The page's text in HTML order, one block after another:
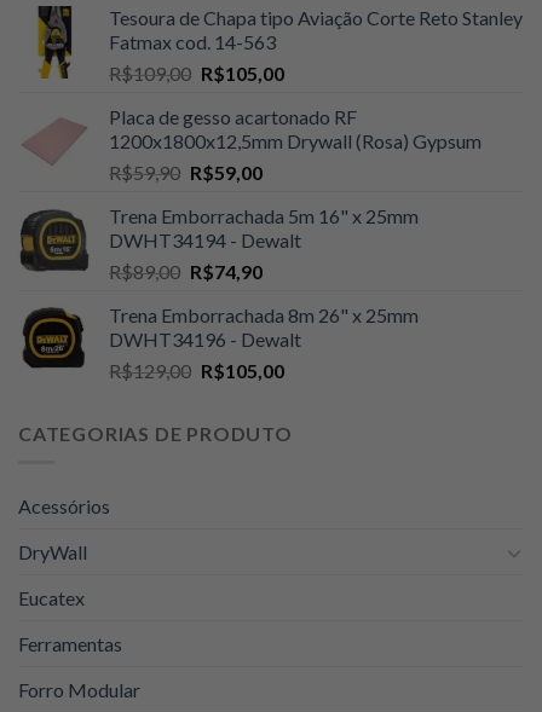
original
era:
R$8,90.
atual
é:
R$5,90.
Tesoura de Chapa tipo Aviação Corte Reto Stanley
Fatmax cod. 14-563
R$109,00 O
original
era:
R$109,00.
R$105,00O
atual
é:
Placa de gesso acartonado RF
1200x1800x12,5mm Drywall (Rosa) Gypsum
R$59,90 O
original
era:
R$59,90.
R$59,00O
atual
é:
R$59,00.
Trena Emborrachada 5m 16" x 25mm
DWHT34194 - Dewalt
R$89,00 O
original
era:
R$89,00.
R$74,90O
atual
é:
R$74,90.
Trena Emborrachada 8m 26" x 25mm
DWHT34196 - Dewalt
R$129,00 O
era:
R$105,00O
é:
CATEGORIAS DE PRODUTO
Acessórios
DryWall
Eucatex
Ferramentas
Forro Modular